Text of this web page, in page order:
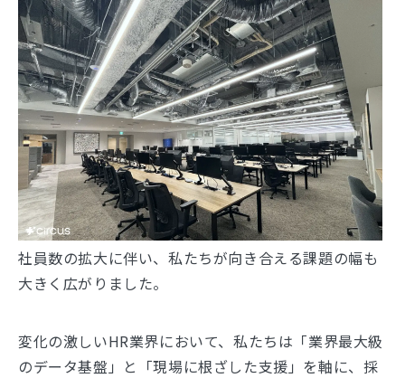
社員数の拡大に伴い、私たちが向き合える課題の幅も
大きく広がりました。
変化の激しいHR業界において、私たちは「業界最大級
のデータ基盤」と「現場に根ざした支援」を軸に、採